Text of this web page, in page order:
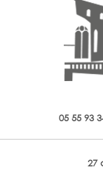
05 55 93
27